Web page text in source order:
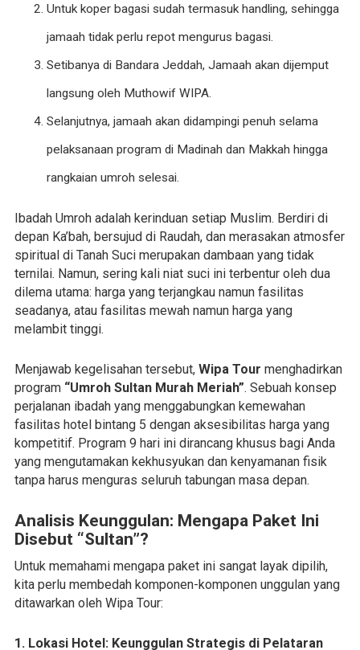
Untuk koper bagasi sudah termasuk handling, sehingga
jamaah tidak perlu repot mengurus bagasi.
Setibanya di Bandara Jeddah, Jamaah akan dijemput
langsung oleh Muthowif WIPA.
Selanjutnya, jamaah akan didampingi penuh selama
pelaksanaan program di Madinah dan Makkah hingga
rangkaian umroh selesai.
Ibadah Umroh adalah kerinduan setiap Muslim. Berdiri di
depan Ka’bah, bersujud di Raudah, dan merasakan atmosfer
spiritual di Tanah Suci merupakan dambaan yang tidak
ternilai. Namun, sering kali niat suci ini terbentur oleh dua
dilema utama: harga yang terjangkau namun fasilitas
seadanya, atau fasilitas mewah namun harga yang
melambit tinggi.
Menjawab kegelisahan tersebut, Wipa Tour menghadirkan
program “Umroh Sultan Murah Meriah”. Sebuah konsep
perjalanan ibadah yang menggabungkan kemewahan
fasilitas hotel bintang 5 dengan aksesibilitas harga yang
kompetitif. Program 9 hari ini dirancang khusus bagi Anda
yang mengutamakan kekhusyukan dan kenyamanan fisik
tanpa harus menguras seluruh tabungan masa depan.
Analisis Keunggulan: Mengapa Paket Ini
Disebut “Sultan”?
Untuk memahami mengapa paket ini sangat layak dipilih,
kita perlu membedah komponen-komponen unggulan yang
ditawarkan oleh Wipa Tour:
1. Lokasi Hotel: Keunggulan Strategis di Pelataran